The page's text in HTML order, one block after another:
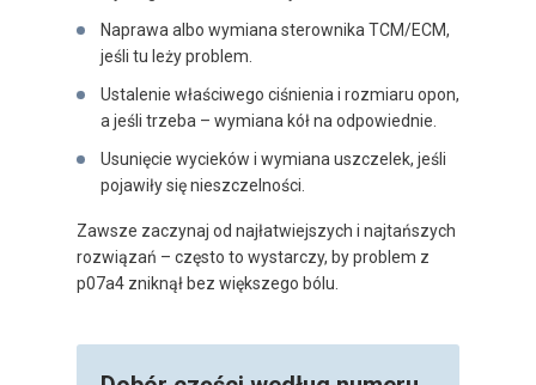
Naprawa albo wymiana sterownika TCM/ECM,
jeśli tu leży problem.
Ustalenie właściwego ciśnienia i rozmiaru opon,
a jeśli trzeba – wymiana kół na odpowiednie.
Usunięcie wycieków i wymiana uszczelek, jeśli
pojawiły się nieszczelności.
Zawsze zaczynaj od najłatwiejszych i najtańszych
rozwiązań – często to wystarczy, by problem z
p07a4 zniknął bez większego bólu.